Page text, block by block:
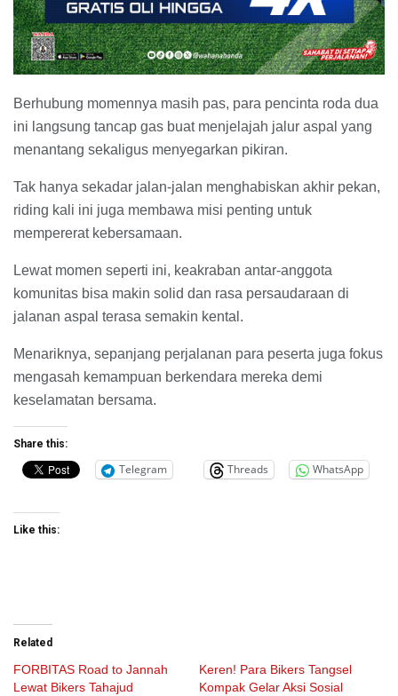
Berhubung momennya masih pas, para pencinta roda dua
ini langsung tancap gas buat menjelajah jalur aspal yang
menantang sekaligus menyegarkan pikiran.
Tak hanya sekadar jalan-jalan menghabiskan akhir pekan,
riding kali ini juga membawa misi penting untuk
mempererat kebersamaan.
Lewat momen seperti ini, keakraban antar-anggota
komunitas bisa makin solid dan rasa persaudaraan di
jalanan aspal terasa semakin kental.
Menariknya, sepanjang perjalanan para peserta juga fokus
mengasah kemampuan berkendara mereka demi
keselamatan bersama.
Share this:
Telegram Threads WhatsApp
Like this:
Related
FORBITAS Road to Jannah
Lewat Bikers Tahajud
Keren! Para Bikers Tangsel
Kompak Gelar Aksi Sosial